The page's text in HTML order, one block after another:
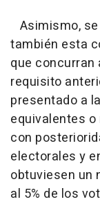
Asimismo,
también esta
que concurran
requisito
presentado a
equivalentes
con
electorales y
obtuviesen un
al 5% de los